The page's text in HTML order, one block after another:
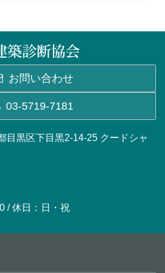
お問い合わせ
03-5719-7181
目黒区下目黒2-14-25 クードシャ
/ 休日：日・祝